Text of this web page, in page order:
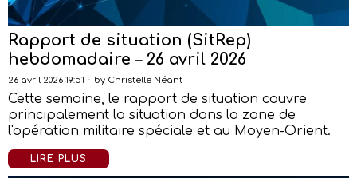
Rapport de situation (SitRep)
hebdomadaire – 26 avril 2026
26 avril 2026 19:51 by Christelle Néant
Cette semaine, le rapport de situation couvre
principalement la situation dans la zone de
l'opération militaire spéciale et au Moyen-Orient.
LIRE PLUS